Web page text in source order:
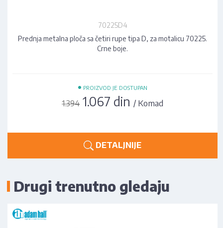
70225D4
Prednja metalna ploča sa četiri rupe tipa D, za motalicu 70225.
Crne boje.
• PROIZVOD JE DOSTUPAN
1.394 1.067 din / Komad
DETALJNIJE
Drugi trenutno gledaju